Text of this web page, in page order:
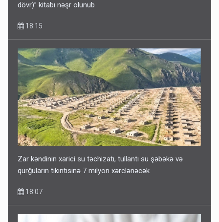
dövr)” kitabı nəşr olunub
18:15
Zar kəndinin xarici su təchizatı, tullantı su şəbəkə və
qurğuların tikintisinə 7 milyon xərclənəcək
18:07